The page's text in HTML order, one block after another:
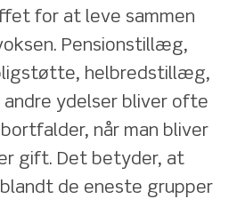
for at leve sammen
Pensionstillæg,
helbredstillæg,
ydelser bliver ofte
når man bliver
gift. Det betyder, at
de eneste grupper